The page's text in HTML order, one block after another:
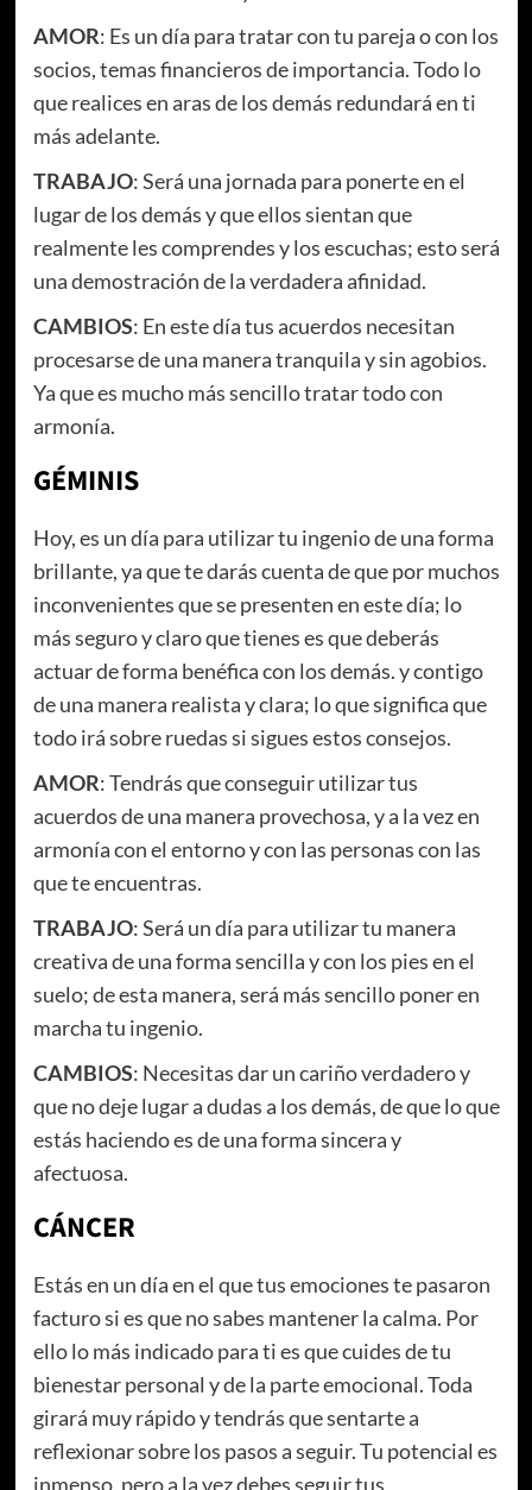
AMOR: Es un día para tratar con tu pareja o con los
socios, temas financieros de importancia. Todo lo
que realices en aras de los demás redundará en ti
más adelante.
TRABAJO: Será una jornada para ponerte en el
lugar de los demás y que ellos sientan que
realmente les comprendes y los escuchas; esto será
una demostración de la verdadera afinidad.
CAMBIOS: En este día tus acuerdos necesitan
procesarse de una manera tranquila y sin agobios.
Ya que es mucho más sencillo tratar todo con
armonía.
GÉMINIS
Hoy, es un día para utilizar tu ingenio de una forma
brillante, ya que te darás cuenta de que por muchos
inconvenientes que se presenten en este día; lo
más seguro y claro que tienes es que deberás
actuar de forma benéfica con los demás. y contigo
de una manera realista y clara; lo que significa que
todo irá sobre ruedas si sigues estos consejos.
AMOR: Tendrás que conseguir utilizar tus
acuerdos de una manera provechosa, y a la vez en
armonía con el entorno y con las personas con las
que te encuentras.
TRABAJO: Será un día para utilizar tu manera
creativa de una forma sencilla y con los pies en el
suelo; de esta manera, será más sencillo poner en
marcha tu ingenio.
CAMBIOS: Necesitas dar un cariño verdadero y
que no deje lugar a dudas a los demás, de que lo que
estás haciendo es de una forma sincera y
afectuosa.
CÁNCER
Estás en un día en el que tus emociones te pasaron
facturo si es que no sabes mantener la calma. Por
ello lo más indicado para ti es que cuides de tu
bienestar personal y de la parte emocional. Toda
girará muy rápido y tendrás que sentarte a
reflexionar sobre los pasos a seguir. Tu potencial es
inmenso, pero a la vez debes seguir tus